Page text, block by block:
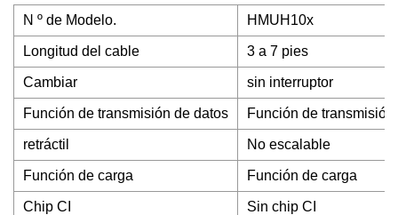
N º de Modelo. HMUH10x
Longitud del cable 3 a 7 pies
Cambiar sin interruptor
Función de transmisión de datos Función de transmisión
retráctil No escalable
Función de carga Función de carga
Chip CI Sin chip CI